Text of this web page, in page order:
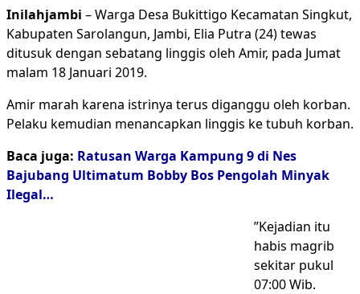
Inilahjambi – Warga Desa Bukittigo Kecamatan Singkut,
Kabupaten Sarolangun, Jambi, Elia Putra (24) tewas
ditusuk dengan sebatang linggis oleh Amir, pada Jumat
malam 18 Januari 2019.
Amir marah karena istrinya terus diganggu oleh korban.
Pelaku kemudian menancapkan linggis ke tubuh korban.
Baca juga: Ratusan Warga Kampung 9 di Nes
Bajubang Ultimatum Bobby Bos Pengolah Minyak
Ilegal…
”Kejadian itu
habis magrib
sekitar pukul
07:00 Wib.